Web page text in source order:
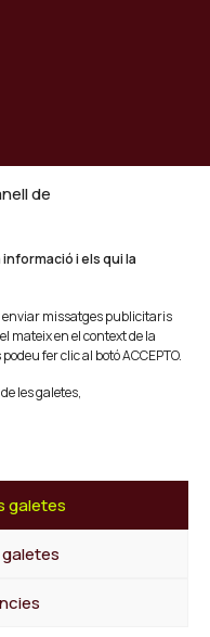
de
i els qui la
enviar missatges publicitaris
mateix en el context de la
fer clic al botó ACCEPTO.
les galetes,
galetes